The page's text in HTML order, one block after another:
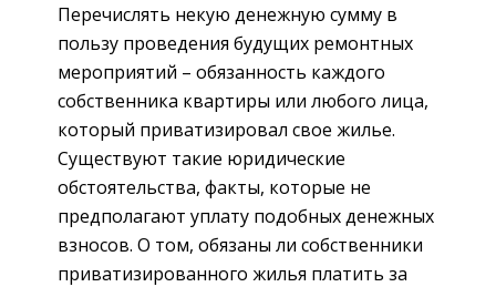
Перечислять некую денежную сумму в
пользу проведения будущих ремонтных
мероприятий – обязанность каждого
собственника квартиры или любого лица,
который приватизировал свое жилье.
Существуют такие юридические
обстоятельства, факты, которые не
предполагают уплату подобных денежных
взносов. О том, обязаны ли собственники
приватизированного жилья платить за